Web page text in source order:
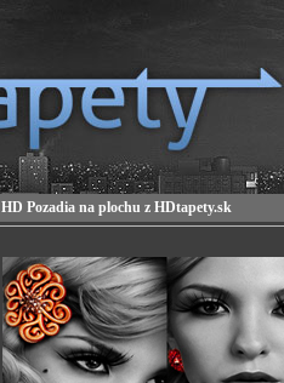
HD Pozadia na plochu z HDtapety.sk